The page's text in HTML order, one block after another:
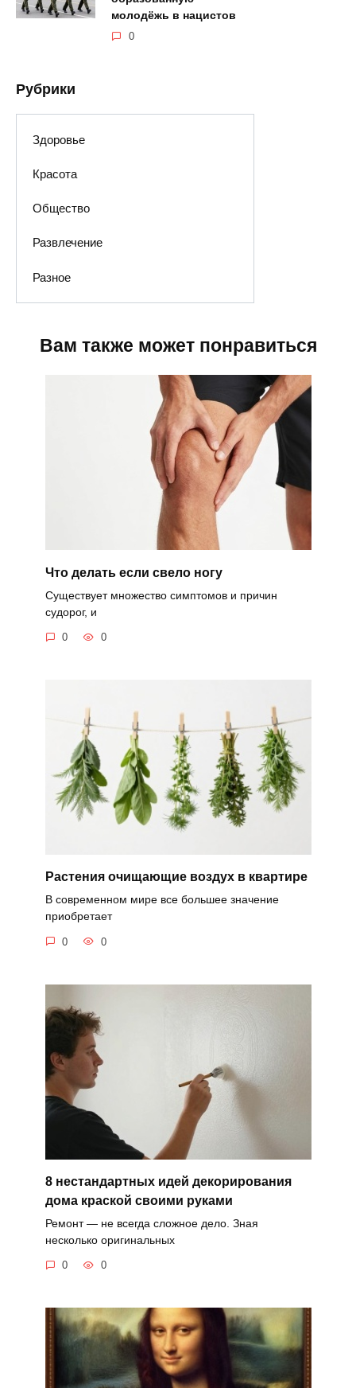
молодёжь в нацистов
0
Рубрики
Здоровье
Красота
Общество
Развлечение
Разное
Вам также может понравиться
Что делать если свело ногу
Существует множество симптомов и причин
судорог, и
0 0
Растения очищающие воздух в квартире
В современном мире все большее значение
приобретает
0 0
8 нестандартных идей декорирования
дома краской своими руками
Ремонт — не всегда сложное дело. Зная
несколько оригинальных
0 0